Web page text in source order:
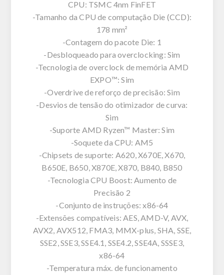
CPU: TSMC 4nm FinFET
-Tamanho da CPU de computação Die (CCD):
178 mm²
-Contagem do pacote Die: 1
-Desbloqueado para overclocking: Sim
-Tecnologia de overclock de memória AMD
EXPO™: Sim
-Overdrive de reforço de precisão: Sim
-Desvios de tensão do otimizador de curva:
Sim
-Suporte AMD Ryzen™ Master: Sim
-Soquete da CPU: AM5
-Chipsets de suporte: A620, X670E, X670,
B650E, B650, X870E, X870, B840, B850
-Tecnologia CPU Boost: Aumento de
Precisão 2
-Conjunto de instruções: x86-64
-Extensões compatíveis: AES, AMD-V, AVX,
AVX2, AVX512, FMA3, MMX-plus, SHA, SSE,
SSE2, SSE3, SSE4.1, SSE4.2, SSE4A, SSSE3,
x86-64
-Temperatura máx. de funcionamento